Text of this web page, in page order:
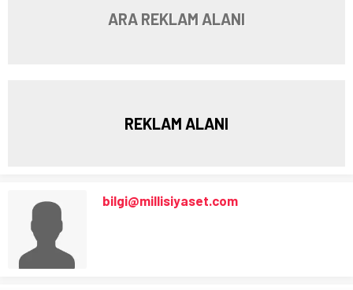
ARA REKLAM ALANI
REKLAM ALANI
bilgi@millisiyaset.com